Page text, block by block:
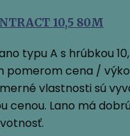
10,5 80M
typu A s hrúbkou
pomerom cena /
vlastnosti sú
cenou. Lano má